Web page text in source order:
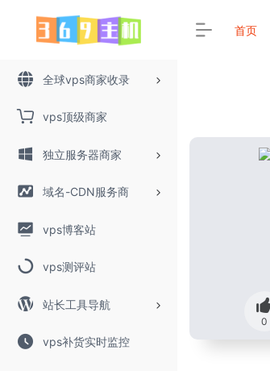
全球vps商家收录
vps顶级商家
独立服务器商家
域名-CDN服务商
vps博客站
vps测评站
站长工具导航
vps补货实时监控
首页
0